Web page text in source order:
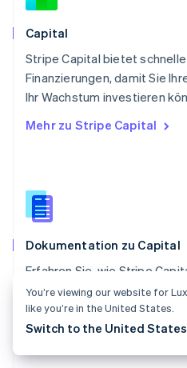
Capital
Stripe Capital bietet
Finanzierungen, damit Sie
Ihr Wachstum investieren
Mehr zu Stripe Capital
Dokumentation zu Capital
Erfahren Sie, wie Stripe
mehr Wachstum verhelfen
Dokumentation im Detail
Svenska
Schweiz
Singapur
English简体中文
Slowakei
Slowenien
English
Spanien
Thailand
English
Ungarn
English
English
You’re viewing our website for
like you’re in the United States.
Switch to the United